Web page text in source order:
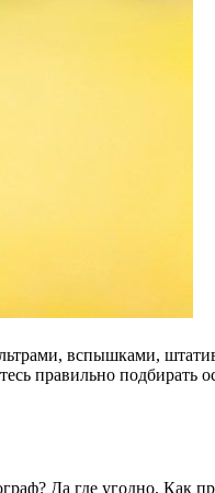
вспышками,
правильно подбирать
Да где угодно. Как